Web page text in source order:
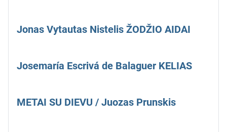
Jonas Vytautas Nistelis ŽODŽIO AIDAI
Josemaría Escrivá de Balaguer KELIAS
METAI SU DIEVU / Juozas Prunskis